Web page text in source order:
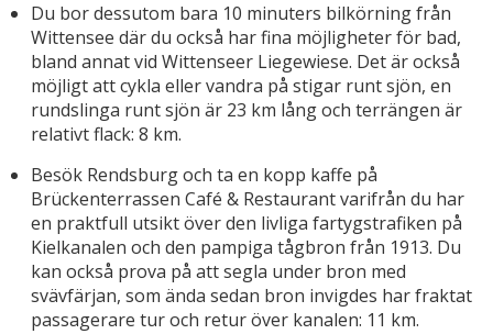
Du bor dessutom bara 10 minuters bilkörning från
Wittensee där du också har fina möjligheter för bad,
bland annat vid Wittenseer Liegewiese. Det är också
möjligt att cykla eller vandra på stigar runt sjön, en
rundslinga runt sjön är 23 km lång och terrängen är
relativt flack: 8 km.
Besök Rendsburg och ta en kopp kaffe på
Brückenterrassen Café & Restaurant varifrån du har
en praktfull utsikt över den livliga fartygstrafiken på
Kielkanalen och den pampiga tågbron från 1913. Du
kan också prova på att segla under bron med
svävfärjan, som ända sedan bron invigdes har fraktat
passagerare tur och retur över kanalen: 11 km.